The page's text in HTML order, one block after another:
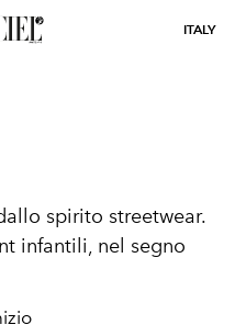
ITALY
spirito streetwear.
infantili, nel segno